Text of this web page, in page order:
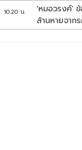
10:20 น.
'หมอวรงค์'
ล้านหายจาก
ชาติ